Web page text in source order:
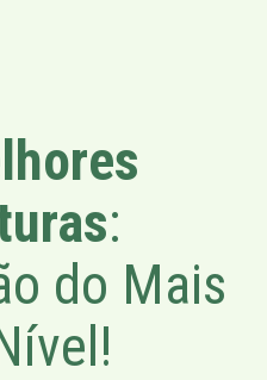
:
do Mais